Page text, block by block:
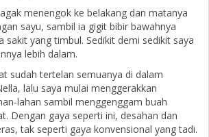
menengok ke belakang dan matanya
sayu, sambil ia gigit bibir bawahnya
sakit yang timbul. Sedikit demi sedikit saya
lebih dalam.
sudah tertelan semuanya di dalam
lalu saya mulai menggerakkan
lahan sambil menggenggam buah
Dengan gaya seperti ini, desahan dan
tak seperti gaya konvensional yang tadi.